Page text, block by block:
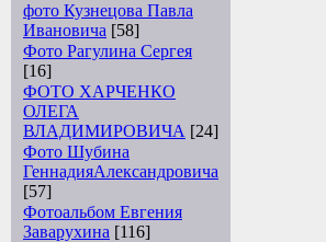
фото Кузнецова Павла
Ивановича [58]
Фото Рагулина Сергея
[16]
ФОТО ХАРЧЕНКО
ОЛЕГА
ВЛАДИМИРОВИЧА [24]
Фото Шубина
ГеннадияАлександровича
[57]
Фотоальбом Евгения
Заварухина [116]